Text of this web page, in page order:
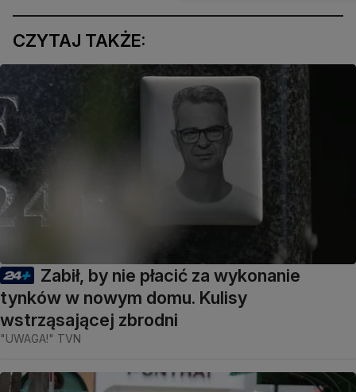
CZYTAJ TAKŻE:
Zabił, by nie płacić za wykonanie
tynków w nowym domu. Kulisy
wstrząsającej zbrodni
"UWAGA!" TVN